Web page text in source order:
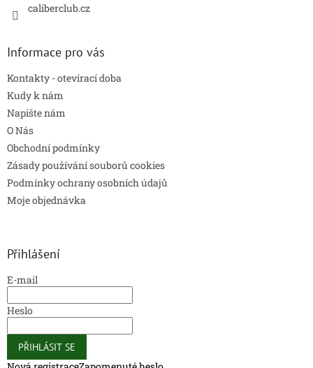
caliberclub.cz
Informace pro vás
Kontakty - otevírací doba
Kudy k nám
Napište nám
O Nás
Obchodní podmínky
Zásady používání souborů cookies
Podmínky ochrany osobních údajů
Moje objednávka
Přihlášení
E-mail
Heslo
PŘIHLÁSIT SE